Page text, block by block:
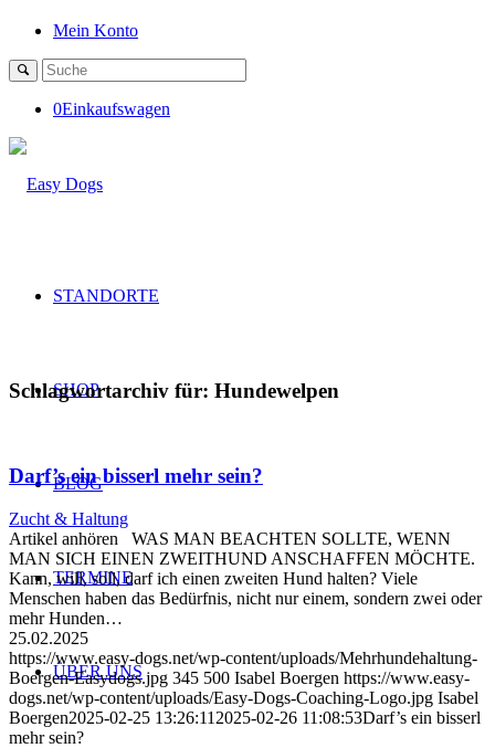
Mein Konto
0Einkaufswagen
STANDORTE
SHOP
BLOG
TERMINE
ÜBER UNS
Schlagwortarchiv für: Hundewelpen
Darf’s ein bisserl mehr sein?
Zucht & Haltung
Artikel anhören WAS MAN BEACHTEN SOLLTE, WENN
MAN SICH EINEN ZWEITHUND ANSCHAFFEN MÖCHTE.
Kann, will, soll, darf ich einen zweiten Hund halten? Viele
Menschen haben das Bedürfnis, nicht nur einem, sondern zwei oder
mehr Hunden…
25.02.2025
https://www.easy-dogs.net/wp-content/uploads/Mehrhundehaltung-
Boergen-Easydogs.jpg 345 500 Isabel Boergen https://www.easy-
dogs.net/wp-content/uploads/Easy-Dogs-Coaching-Logo.jpg Isabel
Boergen2025-02-25 13:26:11 2025-02-26 11:08:53Darf’s ein bisserl
mehr sein?